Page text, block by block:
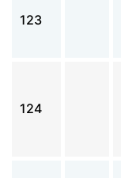
123
124